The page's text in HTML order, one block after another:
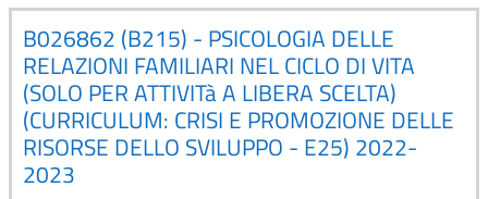
B026862 (B215) - PSICOLOGIA DELLE
RELAZIONI FAMILIARI NEL CICLO DI VITA
(SOLO PER ATTIVITà A LIBERA SCELTA)
(CURRICULUM: CRISI E PROMOZIONE DELLE
RISORSE DELLO SVILUPPO - E25) 2022-
2023